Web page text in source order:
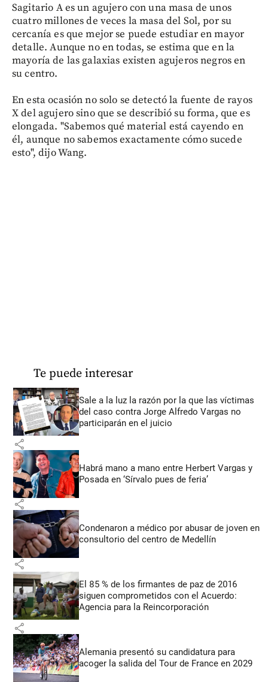
Sagitario A es un agujero con una masa de unos
cuatro millones de veces la masa del Sol, por su
cercanía es que mejor se puede estudiar en mayor
detalle. Aunque no en todas, se estima que en la
mayoría de las galaxias existen agujeros negros en
su centro.
En esta ocasión no solo se detectó la fuente de rayos
X del agujero sino que se describió su forma, que es
elongada. "Sabemos qué material está cayendo en
él, aunque no sabemos exactamente cómo sucede
esto", dijo Wang.
Te puede interesar
Sale a la luz la razón por la que las víctimas
del caso contra Jorge Alfredo Vargas no
participarán en el juicio
share
Habrá mano a mano entre Herbert Vargas y
Posada en ‘Sírvalo pues de feria’
share
Condenaron a médico por abusar de joven en
consultorio del centro de Medellín
share
El 85 % de los firmantes de paz de 2016
siguen comprometidos con el Acuerdo:
Agencia para la Reincorporación
share
Alemania presentó su candidatura para
acoger la salida del Tour de France en 2029